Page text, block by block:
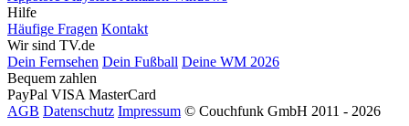
Hilfe
Häufige Fragen Kontakt
Wir sind TV.de
Dein Fernsehen Dein Fußball Deine WM 2026
Bequem zahlen
PayPal VISA MasterCard
AGB Datenschutz Impressum © Couchfunk GmbH 2011 - 2026